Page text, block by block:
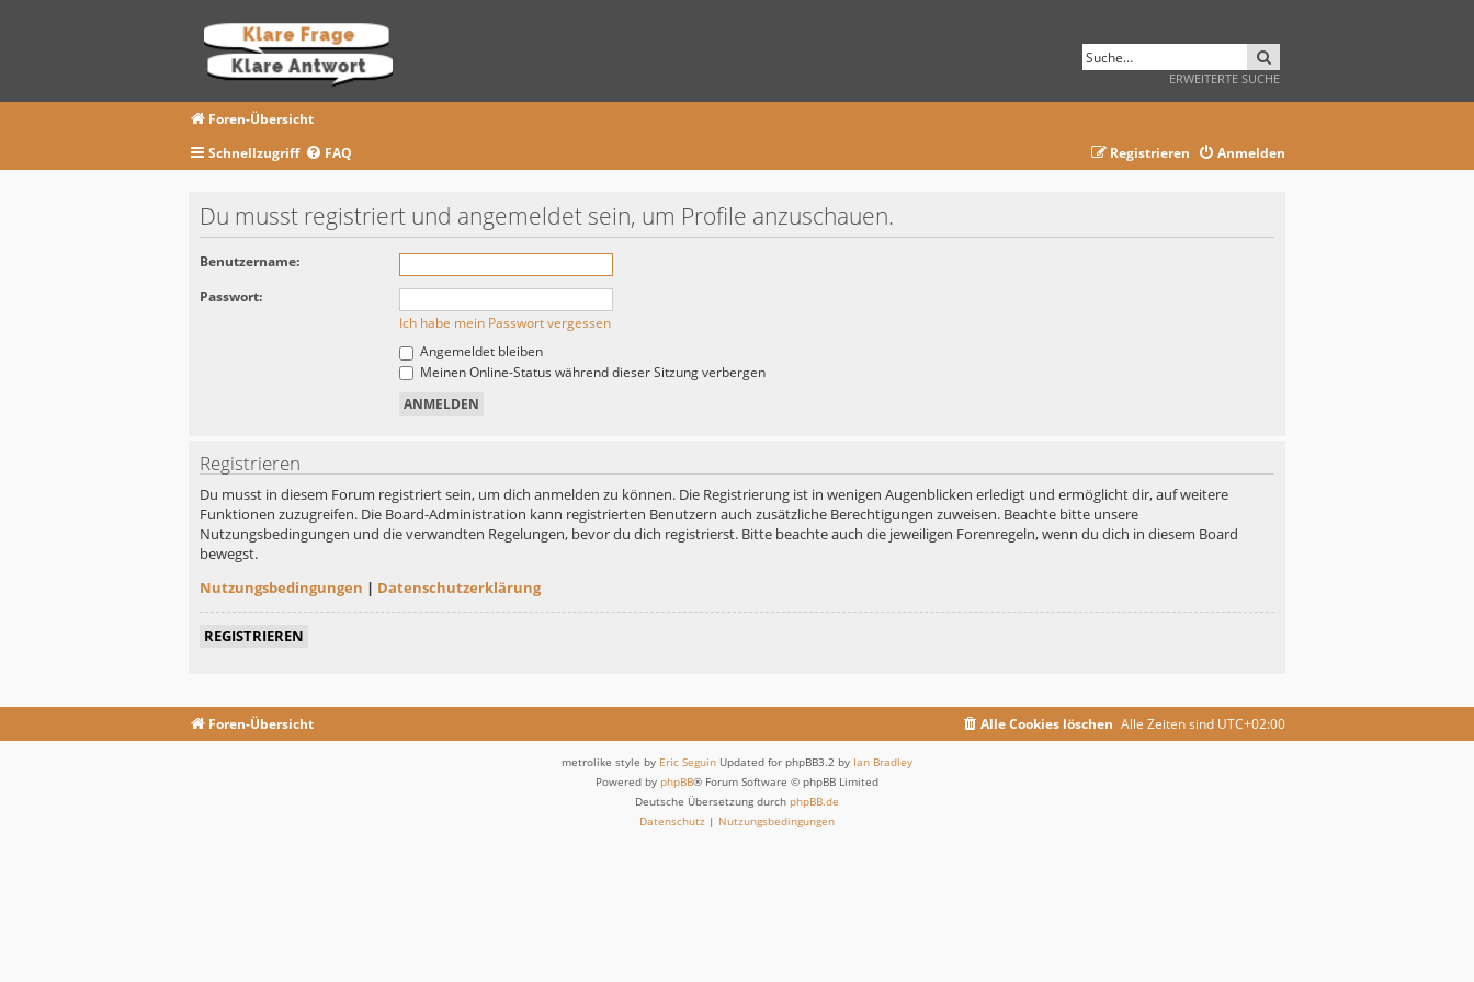
ERWEITERTE SUCHE
Foren-Übersicht
Schnellzugriff
FAQ Anmelden
Registrieren
Du musst registriert und angemeldet sein, um Profile anzuschauen.
Benutzername:
Passwort:
Ich habe mein Passwort vergessen
Angemeldet bleiben
Meinen Online-Status während dieser Sitzung verbergen
Registrieren
Du musst in diesem Forum registriert sein, um dich anmelden zu können. Die Registrierung ist in wenigen Augenblicken erledigt und ermöglicht dir, auf weitere
Funktionen zuzugreifen. Die Board-Administration kann registrierten Benutzern auch zusätzliche Berechtigungen zuweisen. Beachte bitte unsere
Nutzungsbedingungen und die verwandten Regelungen, bevor du dich registrierst. Bitte beachte auch die jeweiligen Forenregeln, wenn du dich in diesem Board
bewegst.
Nutzungsbedingungen | Datenschutzerklärung
REGISTRIEREN
Foren-Übersicht Alle Zeiten sind UTC+02:00
Alle Cookies löschen
metrolike style by Eric Seguin Updated for phpBB3.2 by Ian Bradley
Powered by phpBB® Forum Software © phpBB Limited
Deutsche Übersetzung durch phpBB.de
Datenschutz | Nutzungsbedingungen